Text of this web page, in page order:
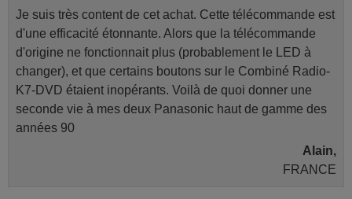
Je suis très content de cet achat. Cette télécommande est
d'une efficacité étonnante. Alors que la télécommande
d'origine ne fonctionnait plus (probablement le LED à
changer), et que certains boutons sur le Combiné Radio-
K7-DVD étaient inopérants. Voilà de quoi donner une
seconde vie à mes deux Panasonic haut de gamme des
années 90
Alain,
FRANCE